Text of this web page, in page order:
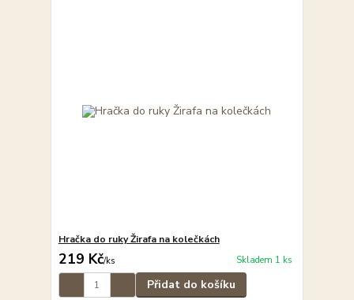
Hračka do ruky Žirafa na kolečkách
219 Kč/ks Skladem 1 ks
Přidat do košíku